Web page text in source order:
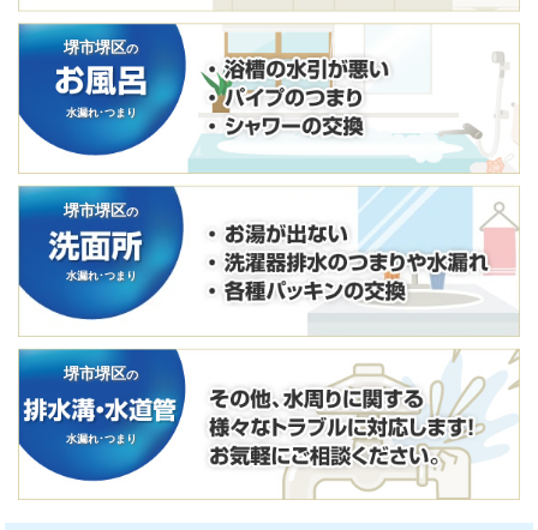
堺市堺区の
水漏れ･つまり
堺市堺区の
水漏れ･つまり
堺市堺区の
水漏れ･つまり